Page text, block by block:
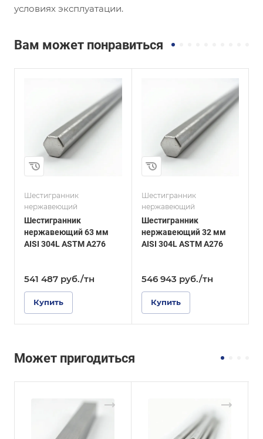
условиях эксплуатации.
Вам может понравиться
Шестигранник
нержавеющий
Шестигранник
нержавеющий 63 мм
AISI 304L ASTM A276
541 487 руб./тн
Купить
Сплав / Марка стали
ГОСТ, ТУ
ASTM A276
Технология
изготовления
32
Шестигранник
нержавеющий
Шестигранник
нержавеющий 32 мм
AISI 304L ASTM A276
546 943 руб./тн
Купить
Сплав / Марка стали
ГОСТ, ТУ
ГОСТ 2879-88
Технология
изготовления
19
Может пригодиться